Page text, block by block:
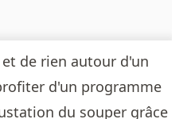
de rien autour d'un
d'un programme
du souper grâce